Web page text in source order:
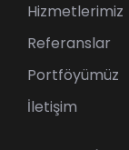
Hizmetlerimiz
Referanslar
Portföyümüz
İletişim